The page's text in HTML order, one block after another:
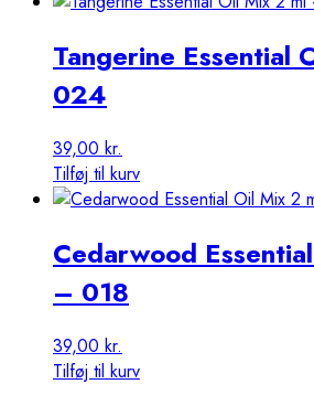
Tangerine Essential
024
39,00 kr.
Tilføj til kurv
Cedarwood
– 018
39,00 kr.
Tilføj til kurv